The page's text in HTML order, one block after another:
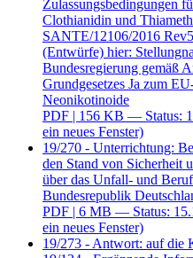
Zulassungsbedingungen
Clothianidin und
SANTE/12106/2016
(Entwürfe) hier:
Bundesregierung gemäß
Grundgesetzes Ja zum
Neonikotinoide
PDF | 156 KB — Status:
ein neues Fenster)
19/270 - Unterrichtung:
den Stand von Sicherheit
über das Unfall- und
Bundesrepublik
PDF | 6 MB — Status:
ein neues Fenster)
19/273 - Antwort: auf die